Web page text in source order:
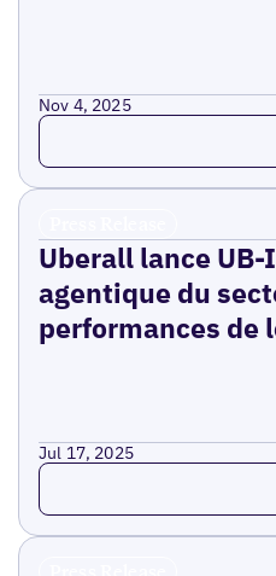
Nov 4, 2025
Read more
Uberall lance
agentique du
performances de
Jul 17, 2025
Read more